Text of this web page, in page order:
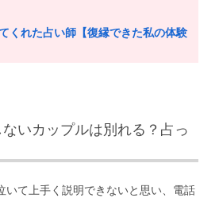
くれた占い師【復縁できた私の体験
いカップルは別れる？占っ
いて上手く説明できないと思い、電話